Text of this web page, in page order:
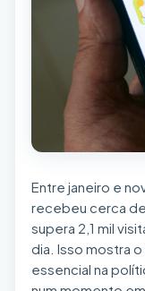
Entre janeiro e
recebeu cerca de
supera 2,1 mil
dia. Isso mostra
essencial na